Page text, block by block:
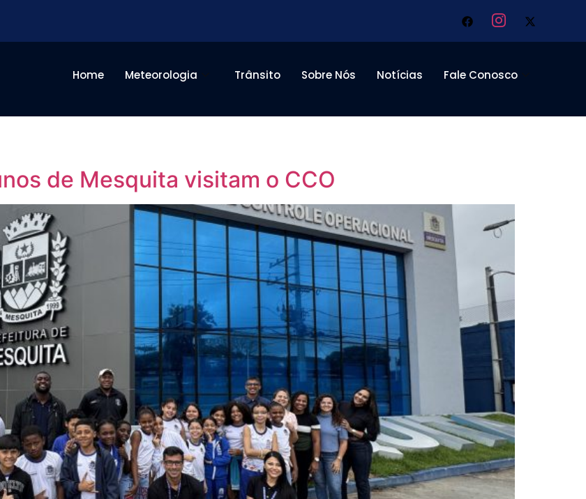
Home Meteorologia Trânsito Sobre Nós Notícias Fale Conosco
de Mesquita visitam o CCO